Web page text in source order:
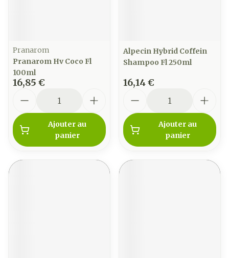
Pranarom
Pranarom Hv Coco Fl
100ml
16,85 €
Ajouter au
panier
Alpecin Hybrid Coffein
Shampoo Fl 250ml
16,14 €
Ajouter au
panier